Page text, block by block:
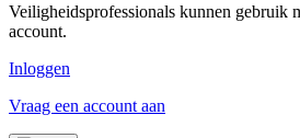
Veiligheidsprofessionals kunnen gebruik
account.
Inloggen
Vraag een account aan